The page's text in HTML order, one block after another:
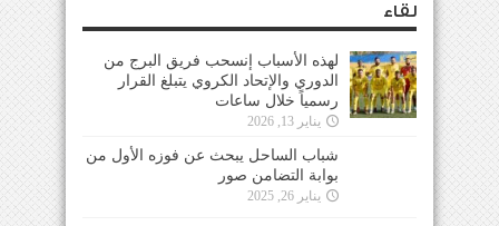
لقاء
لهذه الأسباب إنسحب فريق البرج من
الدوري والإتحاد الكروي يتبلغ القرار
رسمياً خلال ساعات
يناير 13, 2026
شباب الساحل يبحث عن فوزه الأول من
بوابة التضامن صور
يناير 26, 2025